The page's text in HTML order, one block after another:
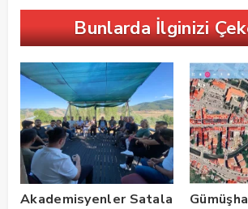
Bunlarda İlginizi
Akademisyenler Satala